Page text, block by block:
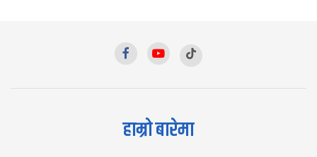
हाम्रो बारेमा